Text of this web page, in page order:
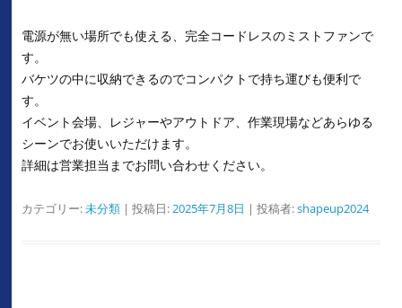
電源が無い場所でも使える、完全コードレスのミストファンで
す。
バケツの中に収納できるのでコンパクトで持ち運びも便利で
す。
イベント会場、レジャーやアウトドア、作業現場などあらゆる
シーンでお使いいただけます。
詳細は営業担当までお問い合わせください。
カテゴリー:未分類 | 投稿日:2025年7月8日 | 投稿者:shapeup2024